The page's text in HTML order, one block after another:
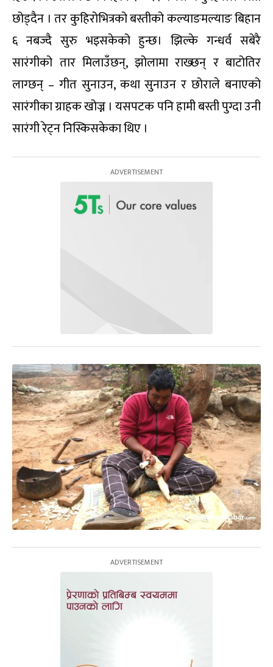
छोड्दैन । तर कुहिरोभित्रको बस्तीको कल्याङमल्याङ बिहान
६ नबज्दै सुरु भइसकेको हुन्छ। झिल्के गन्धर्व सबेरै
सारंगीको तार मिलाउँछन्, झोलामा राख्छन् र बाटोतिर
लाग्छन् – गीत सुनाउन, कथा सुनाउन र छोराले बनाएको
सारंगीका ग्राहक खोज्न । यसपटक पनि हामी बस्ती पुग्दा उनी
सारंगी रेट्न निस्किसकेका थिए ।